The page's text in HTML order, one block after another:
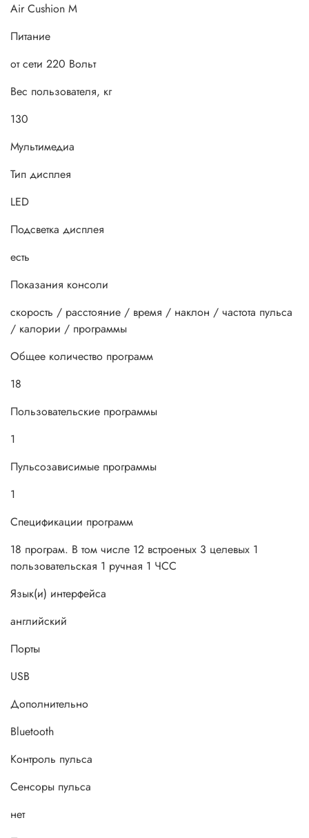
Air Cushion M
Питание
от сети 220 Вольт
Вес пользователя, кг
130
Мультимедиа
Тип дисплея
LED
Подсветка дисплея
есть
Показания консоли
скорость / расстояние / время / наклон / частота пульса
/ калории / программы
Общее количество программ
18
Пользовательские программы
1
Пульсозависимые программы
1
Спецификации программ
18 програм. В том числе 12 встроеных 3 целевых 1
пользовательская 1 ручная 1 ЧСС
Язык(и) интерфейса
английский
Порты
USB
Дополнительно
Bluetooth
Контроль пульса
Сенсоры пульса
нет